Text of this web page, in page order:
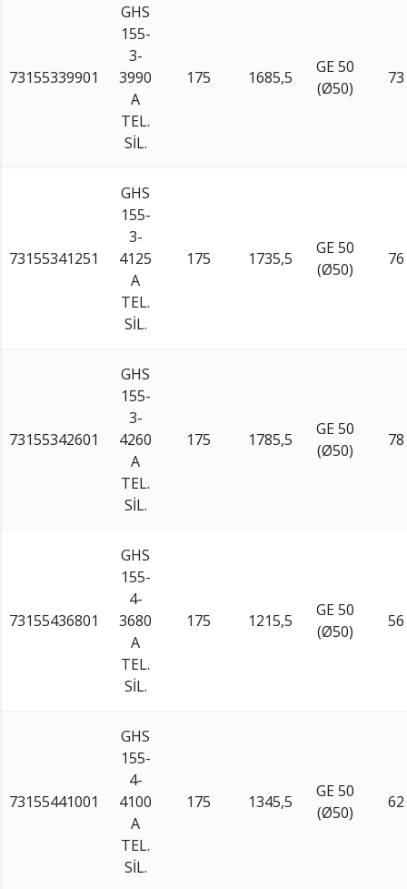
73155339901
GHS
155-
3-
3990
A
TEL.
SİL.
175 1685,5
GE 50
(Ø50)
73
73155341251
GHS
155-
3-
4125
A
TEL.
SİL.
175 1735,5
GE 50
(Ø50)
76
73155342601
GHS
155-
3-
4260
A
TEL.
SİL.
175 1785,5
GE 50
(Ø50)
78
73155436801
GHS
155-
4-
3680
A
TEL.
SİL.
175 1215,5
GE 50
(Ø50)
56
73155441001
GHS
155-
4-
4100
A
TEL.
SİL.
175 1345,5
GE 50
(Ø50)
62